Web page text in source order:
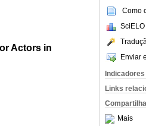
Como
Enviar
Indicadores
Links
Mais
Actors in